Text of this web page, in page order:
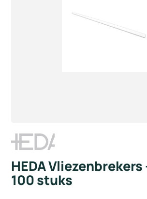
HEDA Vliezenbrekers
100 stuks